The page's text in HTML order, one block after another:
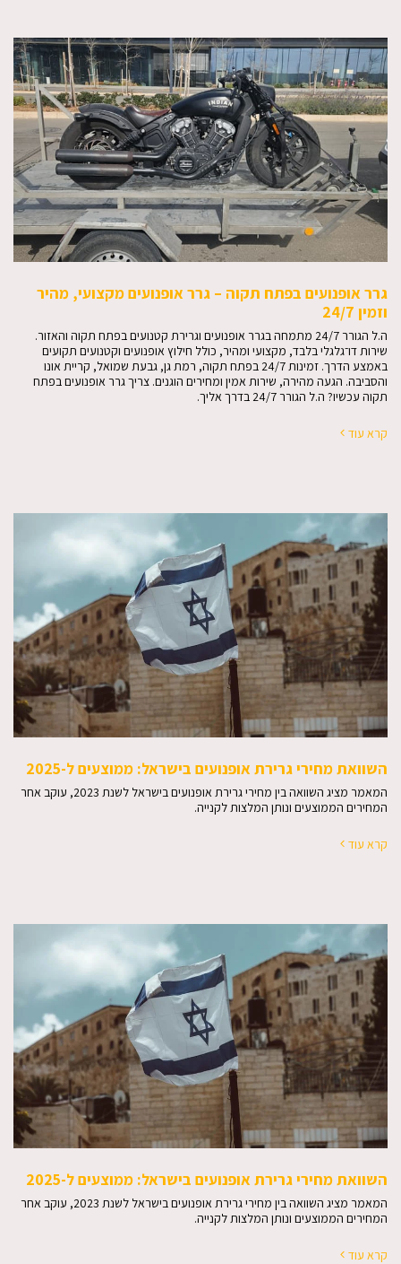
גרר אופנועים בפתח תקוה – גרר אופנועים מקצועי, מהיר
וזמין 24/7
ה.ל הגורר 24/7 מתמחה בגרר אופנועים וגרירת קטנועים בפתח תקוה והאזור.
שירות דו־גלגלי בלבד, מקצועי ומהיר, כולל חילוץ אופנועים וקטנועים תקועים
באמצע הדרך. זמינות 24/7 בפתח תקוה, רמת גן, גבעת שמואל, קריית אונו
והסביבה. הגעה מהירה, שירות אמין ומחירים הוגנים. צריך גרר אופנועים בפתח
תקוה עכשיו? ה.ל הגורר 24/7 בדרך אליך.
קרא עוד
השוואת מחירי גרירת אופנועים בישראל: ממוצעים ל-2025
המאמר מציג השוואה בין מחירי גרירת אופנועים בישראל לשנת 2023, עוקב אחר
המחירים הממוצעים ונותן המלצות לקנייה.
קרא עוד
השוואת מחירי גרירת אופנועים בישראל: ממוצעים ל-2025
המאמר מציג השוואה בין מחירי גרירת אופנועים בישראל לשנת 2023, עוקב אחר
המחירים הממוצעים ונותן המלצות לקנייה.
קרא עוד